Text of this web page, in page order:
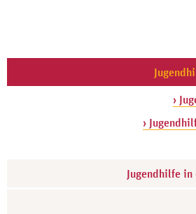
›
›
Jugendhilfe